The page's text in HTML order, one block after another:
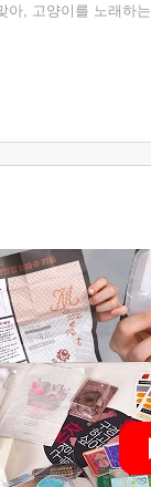
아, 고양이를 노래하는